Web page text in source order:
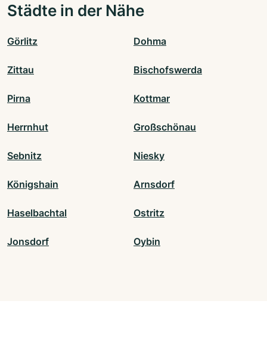
Städte in der Nähe
Görlitz Dohma
Zittau Bischofswerda
Pirna Kottmar
Herrnhut Großschönau
Sebnitz Niesky
Königshain Arnsdorf
Haselbachtal Ostritz
Jonsdorf Oybin